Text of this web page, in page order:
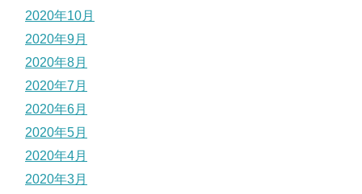
2020年10月
2020年9月
2020年8月
2020年7月
2020年6月
2020年5月
2020年4月
2020年3月